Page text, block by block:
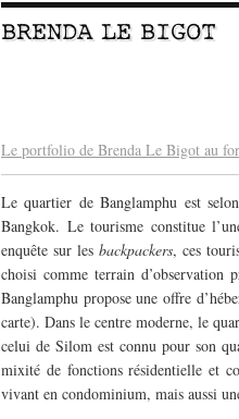
BRENDA LE BIGOT
Le portfolio de Brenda Le Bigot au
Le quartier de Banglamphu est
Bangkok. Le tourisme constitue
enquête sur les backpackers, ces
choisi comme terrain
Banglamphu propose une offre
carte). Dans le centre moderne, le
celui de Silom est connu pour son
mixité de fonctions résidentielle et
vivant en condominium, mais aussi